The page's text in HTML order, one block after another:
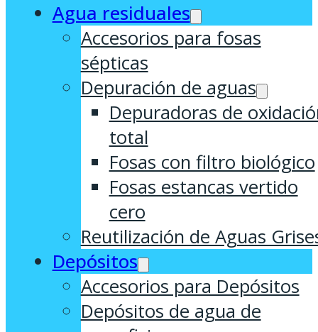
Agua residuales
Accesorios para fosas
sépticas
Depuración de aguas
Depuradoras de
total
Fosas con filtro biológico
Fosas estancas vertido
cero
Reutilización de Aguas
Depósitos
Accesorios para Depósitos
Depósitos de agua de